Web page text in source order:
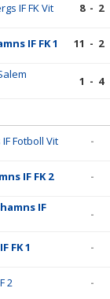
IF FK Vit 8 - 2
IF FK 1 11 - 2
1 - 4
Fotboll Vit -
IF FK 2 -
IF
-
FK 1 -
2 -